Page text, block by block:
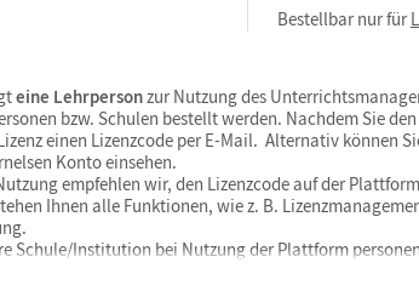
Bestellbar nur für
eine Lehrpersonzur Nutzung des
bzw. Schulen bestellt werden. Nachdem Sie
einen Lizenzcode per E-Mail. Alternativ können
Konto einsehen.
empfehlen wir, den Lizenzcode auf der Plattform
Ihnen alle Funktionen, wie z. B.
Schule/Institution bei Nutzung der Plattform